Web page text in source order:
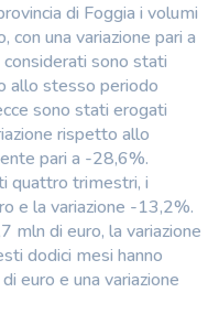
di Foggia i volumi
una variazione pari a
sono stati
allo stesso periodo
sono stati erogati
rispetto allo
pari a -28,6%.
quattro trimestri, i
e la variazione -13,2%.
mln di euro, la variazione
dodici mesi hanno
euro e una variazione